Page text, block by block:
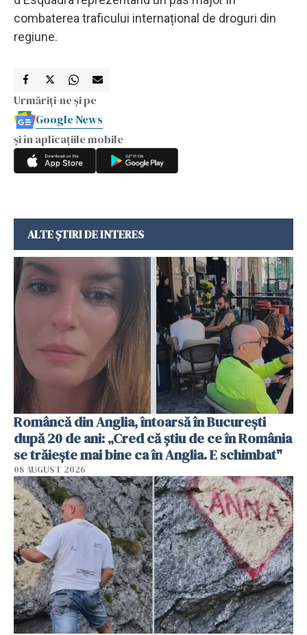
combaterea traficului internațional de droguri din
regiune.
Urmăriți-ne și pe
Google News
și în aplicațiile mobile
ALTE ȘTIRI DE INTERES
Româncă din Anglia, întoarsă în București
după 20 de ani: „Cred că știu de ce în România
se trăiește mai bine ca în Anglia. E schimbat"
08 AUGUST 2026